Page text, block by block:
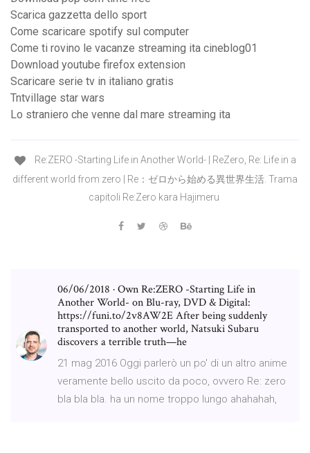
Scarica gazzetta dello sport
Come scaricare spotify sul computer
Come ti rovino le vacanze streaming ita cineblog01
Download youtube firefox extension
Scaricare serie tv in italiano gratis
Tntvillage star wars
Lo straniero che venne dal mare streaming ita
Re:ZERO -Starting Life in Another World- | ReZero, Re: Life in a
different world from zero | Re：ゼロから始める異世界生活. Trama
capitoli Re:Zero kara Hajimeru
06/06/2018 · Own Re:ZERO -Starting Life in
Another World- on Blu-ray, DVD & Digital:
https://funi.to/2v8AW2E After being suddenly
transported to another world, Natsuki Subaru
discovers a terrible truth—he
21 mag 2016 Oggi parlerò un po' di un altro anime
veramente bello uscito da poco, ovvero Re: zero
bla bla bla. ha un nome troppo lungo ahahahah,